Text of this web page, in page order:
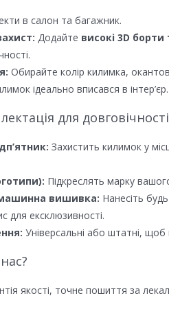
в салон та багажник.
Додайте високі 3D борти
Обирайте колір килимка,
ідеально вписався в інтер’єр.
для
Захистить килимок у
Підкреслять марку
вишивка: Нанесіть
для ексклюзивності.
Універсальні або штатні,
якості, точне пошиття за